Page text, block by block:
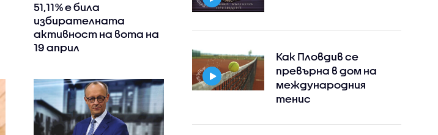
51,11% е била
избирателната
активност на вота на
19 април
Как Пловдив се
превърна в дом на
международния
тенис